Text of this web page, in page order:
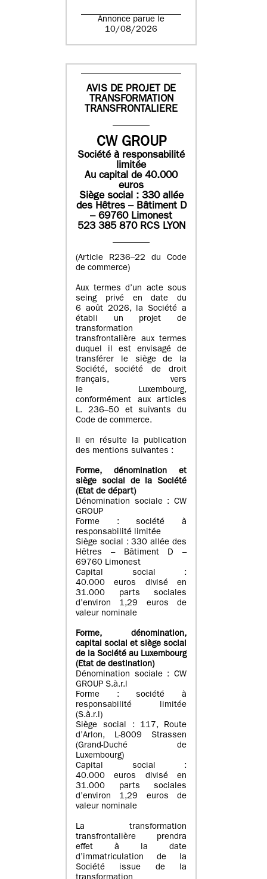
Annonce parue le
10/08/2026
AVIS DE PROJET DE
TRANSFORMATION
TRANSFRONTALIERE
CW GROUP
Société à responsabilité
limitée
Au capital de 40.000
euros
Siège social : 330 allée
des Hêtres – Bâtiment D
– 69760 Limonest
523 385 870 RCS LYON
(Article R236–22 du Code
de commerce)
Aux termes d’un acte sous
seing privé en date du
6 août 2026, la Société a
établi un projet de
transformation
transfrontalière aux termes
duquel il est envisagé de
transférer le siège de la
Société, société de droit
français, vers
le Luxembourg,
conformément aux articles
L. 236–50 et suivants du
Code de commerce.
Il en résulte la publication
des mentions suivantes :
Forme, dénomination et
siège social de la Société
(Etatde départ)
Dénomination sociale : CW
GROUP
Forme : société à
responsabilité limitée
Siège social : 330 allée des
Hêtres – Bâtiment D –
69760 Limonest
Capital social :
40.000 euros divisé en
31.000 parts sociales
d’environ 1,29 euros de
valeur nominale
Forme, dénomination,
capital social et siège social
de la Société au Luxembourg
(Etat de destination)
Dénomination sociale : CW
GROUP S.à.r.l
Forme : société à
responsabilité limitée
(S.à.r.l)
Siège social : 117, Route
d’Arlon, L-8009 Strassen
(Grand-Duché de
Luxembourg)
Capital social :
40.000 euros divisé en
31.000 parts sociales
d’environ 1,29 euros de
valeur nominale
La transformation
transfrontalière prendra
effet à la date
d’immatriculation de la
Société issue de la